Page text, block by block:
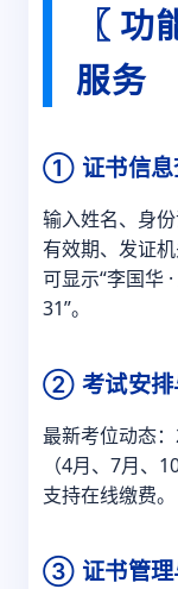
〖
服务
① 证书信息
输入姓名、身
有效期、发证机
可显示“李国华
31”。
② 考试安排
最新考位动态
（4月、7月、
支持在线缴费。
③ 证书管理